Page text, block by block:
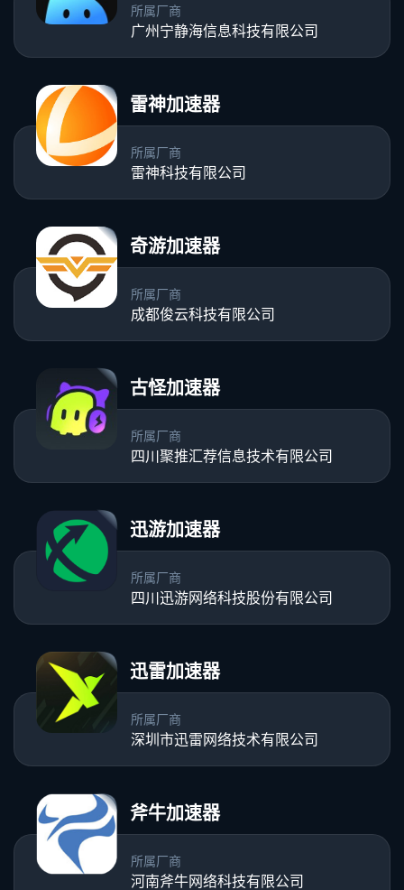
所属厂商
广州宁静海信息科技有限公司
雷神加速器
所属厂商
雷神科技有限公司
奇游加速器
所属厂商
成都俊云科技有限公司
古怪加速器
所属厂商
四川聚推汇荐信息技术有限公司
迅游加速器
所属厂商
四川迅游网络科技股份有限公司
迅雷加速器
所属厂商
深圳市迅雷网络技术有限公司
斧牛加速器
所属厂商
河南斧牛网络科技有限公司